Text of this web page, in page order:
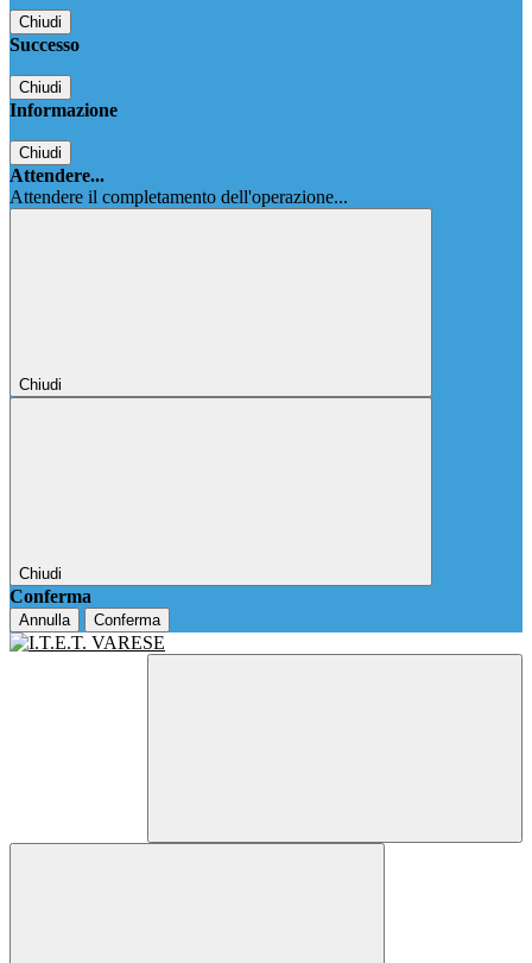
Chiudi
Successo
Chiudi
Informazione
Chiudi
Attendere...
Attendere il completamento dell'operazione...
Chiudi
Chiudi
Conferma
Annulla Conferma